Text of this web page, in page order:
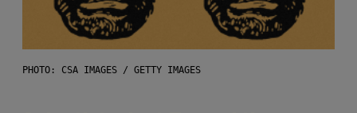
PHOTO: CSA IMAGES / GETTY IMAGES